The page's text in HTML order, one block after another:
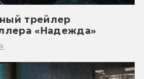
трейлер
«Надежда»